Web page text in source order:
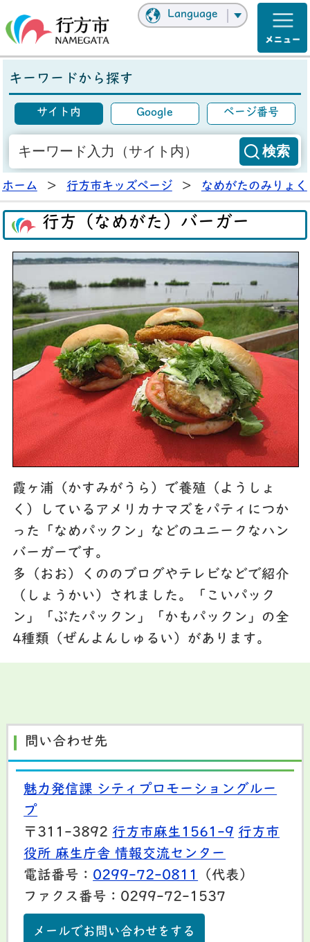
Language
キーワードから探す
サイト内 Google ページ番号
ホーム > 行方市キッズページ > なめがたのみりょく
行方（なめがた）バーガー
霞ヶ浦（かすみがうら）で養殖（ようしょ
く）しているアメリカナマズをパティにつか
った「なめパックン」などのユニークなハン
バーガーです。
多（おお）くののブログやテレビなどで紹介
（しょうかい）されました。「こいパック
ン」「ぶたパックン」「かもパックン」の全
4種類（ぜんよんしゅるい）があります。
問い合わせ先
魅力発信課 シティプロモーショングルー
プ
〒311-3892 行方市麻生1561-9 行方市
役所 麻生庁舎 情報交流センター
電話番号： 0299-72-0811
（代表）
ファクス番号：0299-72-1537
メールでお問い合わせをする